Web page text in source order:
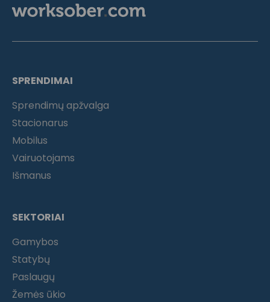
SPRENDIMAI
Sprendimų apžvalga
Stacionarus
Mobilus
Vairuotojams
Išmanus
SEKTORIAI
Gamybos
Statybų
Paslaugų
Žemės ūkio